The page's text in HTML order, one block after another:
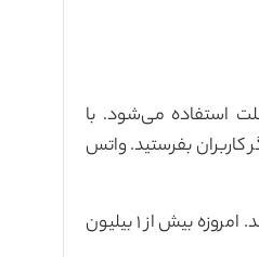
استفاده می‌شود. با
کاربران بفرستید. واتس
این مسنجر در ۱۹ فوریه ۲۰۰۴ توسط شرکت فیسبوک با قیمت ۱۹.۳ بیلیون دلار خریداری شد. امروزه بیش از ۱ بیلیون